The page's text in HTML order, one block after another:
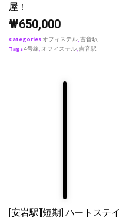
屋！
₩650,000
Categories オフィステル,吉音駅
Tags4号線, オフィステル,吉音駅
[安岩駅][短期] ハートステイ